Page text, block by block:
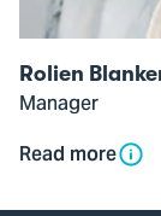
Rolien
Manager
Read more